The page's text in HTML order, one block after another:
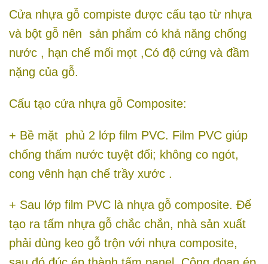
Cửa nhựa gỗ compiste được cấu tạo từ nhựa
và bột gỗ nên sản phẩm có khả năng chống
nước , hạn chế mối mọt ,Có độ cứng và đầm
nặng của gỗ.
Cấu tạo cửa nhựa gỗ Composite:
+ Bề mặt phủ 2 lớp film PVC. Film PVC giúp
chống thấm nước tuyệt đối; không co ngót,
cong vênh hạn chế trầy xước .
+ Sau lớp film PVC là nhựa gỗ composite. Để
tạo ra tấm nhựa gỗ chắc chắn, nhà sản xuất
phải dùng keo gỗ trộn với nhựa composite,